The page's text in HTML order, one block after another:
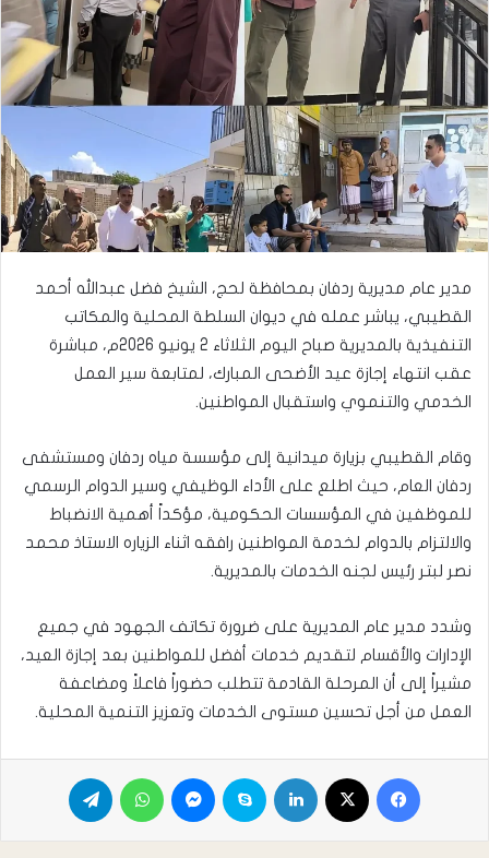
مدير عام مديرية ردفان بمحافظة لحج، الشيخ فضل عبدالله أحمد
القطيبي، يباشر عمله في ديوان السلطة المحلية والمكاتب
التنفيذية بالمديرية صباح اليوم الثلاثاء 2 يونيو 2026م، مباشرة
عقب انتهاء إجازة عيد الأضحى المبارك، لمتابعة سير العمل
الخدمي والتنموي واستقبال المواطنين.
وقام القطيبي بزيارة ميدانية إلى مؤسسة مياه ردفان ومستشفى
ردفان العام، حيث اطلع على الأداء الوظيفي وسير الدوام الرسمي
للموظفين في المؤسسات الحكومية، مؤكداً أهمية الانضباط
والالتزام بالدوام لخدمة المواطنين رافقه اثناء الزياره الاستاذ محمد
نصر لبتر رئيس لجنه الخدمات بالمديرية.
وشدد مدير عام المديرية على ضرورة تكاتف الجهود في جميع
الإدارات والأقسام لتقديم خدمات أفضل للمواطنين بعد إجازة العيد،
مشيراً إلى أن المرحلة القادمة تتطلب حضوراً فاعلاً ومضاعفة
العمل من أجل تحسين مستوى الخدمات وتعزيز التنمية المحلية.